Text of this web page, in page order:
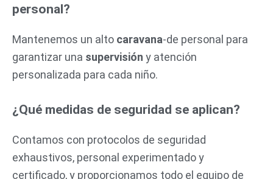
personal?
Mantenemos un alto caravana-de personal para
garantizar una supervisión y atención
personalizada para cada niño.
¿Qué medidas de seguridad se aplican?
Contamos con protocolos de seguridad
exhaustivos, personal experimentado y
certificado, y proporcionamos todo el equipo de